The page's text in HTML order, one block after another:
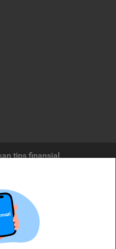
tips finansial
jasa keuangan yang terdaftar di
jasa keuangan yang
atau layanan jasa keuangan yang
bertanggung jawab atas tuntutan